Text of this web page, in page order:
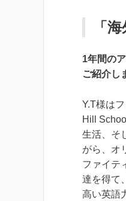
「
1年間の
ご紹介し
Y.T様は
Hill
生活、そ
がら、オ
ファイテ
達を得て
高い英語